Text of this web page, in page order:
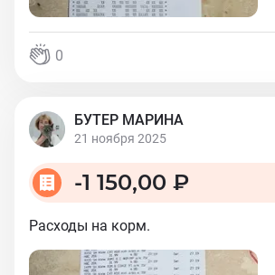
0
БУТЕР МАРИНА
21 ноября 2025
-1 150,00 ₽
Расходы на корм.